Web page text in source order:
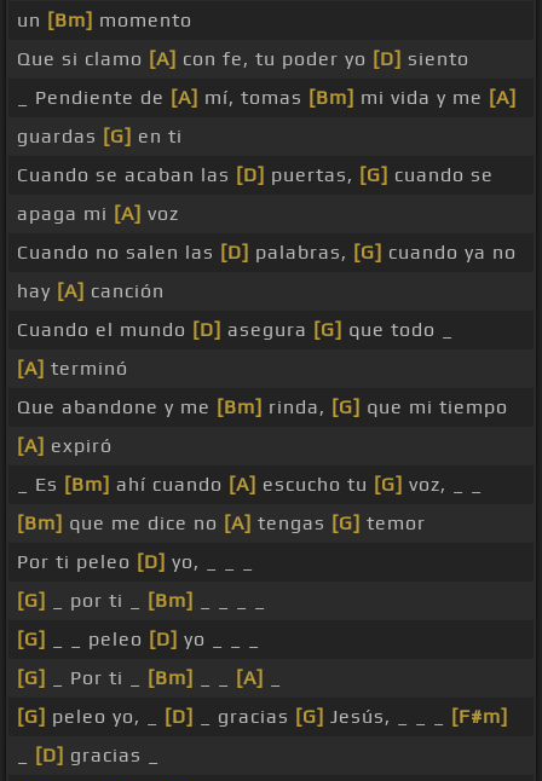
un [Bm] momento
Que si clamo [A] con fe, tu poder yo [D] siento
_ Pendiente de [A] mí, tomas [Bm] mi vida y me [A]
guardas [G] en ti
Cuando se acaban las [D] puertas, [G] cuando se
apaga mi [A] voz
Cuando no salen las [D] palabras, [G] cuando ya no
hay [A] canción
Cuando el mundo [D] asegura [G] que todo _
[A] terminó
Que abandone y me [Bm] rinda, [G] que mi tiempo
[A] expiró
_ Es [Bm] ahí cuando [A] escucho tu [G] voz, _ _
[Bm] que me dice no [A] tengas [G] temor
Por ti peleo [D] yo, _ _ _
[G]
_ por ti _ [Bm]
[G]
_ _ peleo [D] yo _ _ _
[G]
_ Por ti _ [Bm] [A]
[G] peleo yo, _ [D] _ gracias [G] Jesús, _ _ _
[F#m]
[D] gracias _